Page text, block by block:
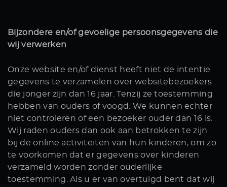
Bijzondere en/of gevoelige persoonsgegevens die
wij verwerken
Onze website en/of dienst heeft niet de intentie
gegevens te verzamelen over websitebezoekers
die jonger zijn dan 16 jaar. Tenzij ze toestemming
hebben van ouders of voogd. We kunnen echter
niet controleren of een bezoeker ouder dan 16 is.
Wij raden ouders dan ook aan betrokken te zijn
bij de online activiteiten van hun kinderen, om zo
te voorkomen dat er gegevens over kinderen
verzameld worden zonder ouderlijke
toestemming. Als u er van overtuigd bent dat wij